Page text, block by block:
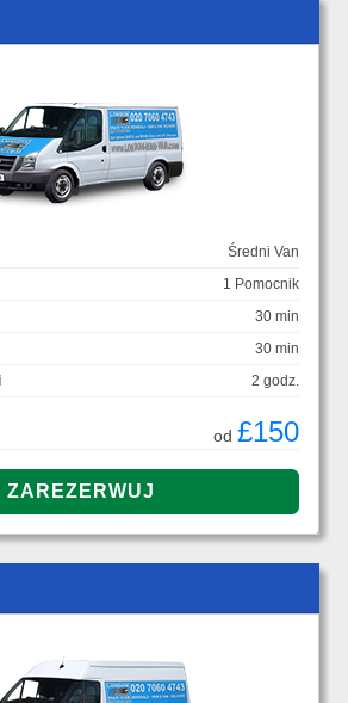
Średni Van
1 Pomocnik
30 min
30 min
2 godz.
od £150